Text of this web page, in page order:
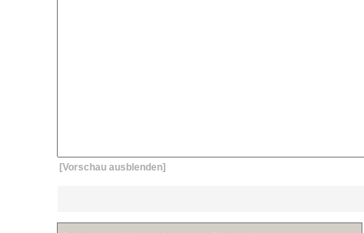
[Vorschau ausblenden]